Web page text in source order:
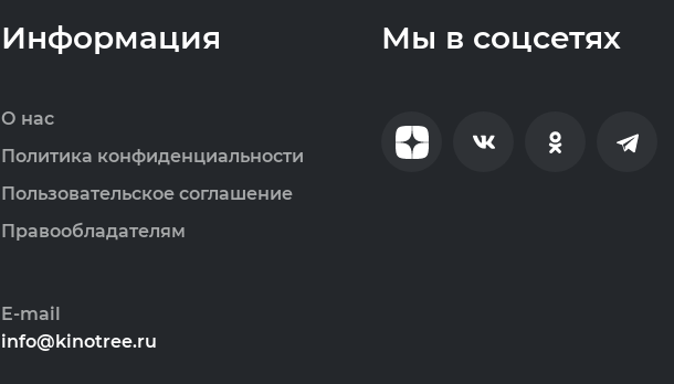
Информация
О нас
Политика конфиденциальности
Пользовательское соглашение
Правообладателям
E-mail
info@kinotree.ru
Мы в соцсетях